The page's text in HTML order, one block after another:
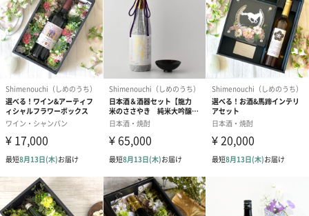
菊泉 ひとすじ 発泡純米酒 720ml
フランスで行われている伝統的なスパークリングワインの製造技
術（瓶内二次発酵）を応用して、フルーティな香りと爽快な甘
強い）日本酒。乾杯に最適。
■容量：720ml
■分類：純米酒・発泡性清酒（ガス圧の高いスパークリング酒）